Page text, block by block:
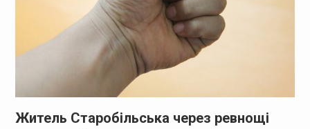
Житель Старобільська через ревнощі